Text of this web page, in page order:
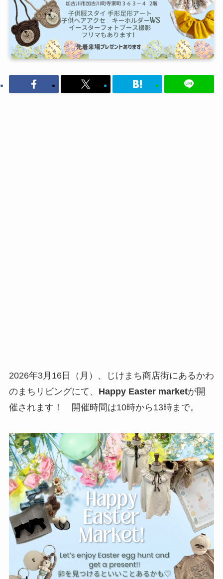
2026年3月16日（月）、じけまち商店街にあるかわ
のまちリビングにて、 Happy Easter marketが開
催されます！ 開催時間は10時から13時まで。